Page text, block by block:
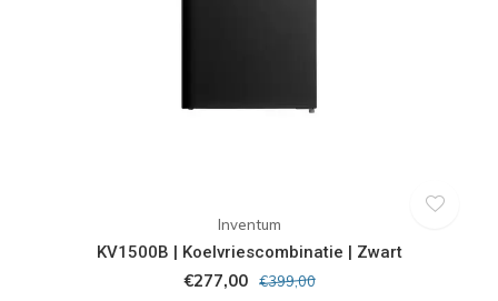
Inventum
KV1500B | Koelvriescombinatie | Zwart
€277,00 €399,00